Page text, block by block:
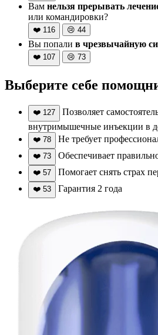
Вам нельзя прерывать
или командировки?
❤️ 116 😢 44
Вы попали в чрезвычайную
❤️ 107 😢 73
Выберите себе
❤️ 127
Позволяет
внутримышечные инъекции в
❤️ 78 Не требует
❤️ 73 Обеспечивает
❤️ 57 Помогает снять страх
❤️ 53 Гарантия 2 года